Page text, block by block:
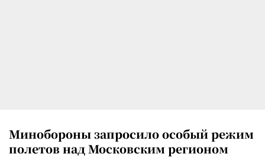
Минобороны запросило особый режим
полетов над Московским регионом